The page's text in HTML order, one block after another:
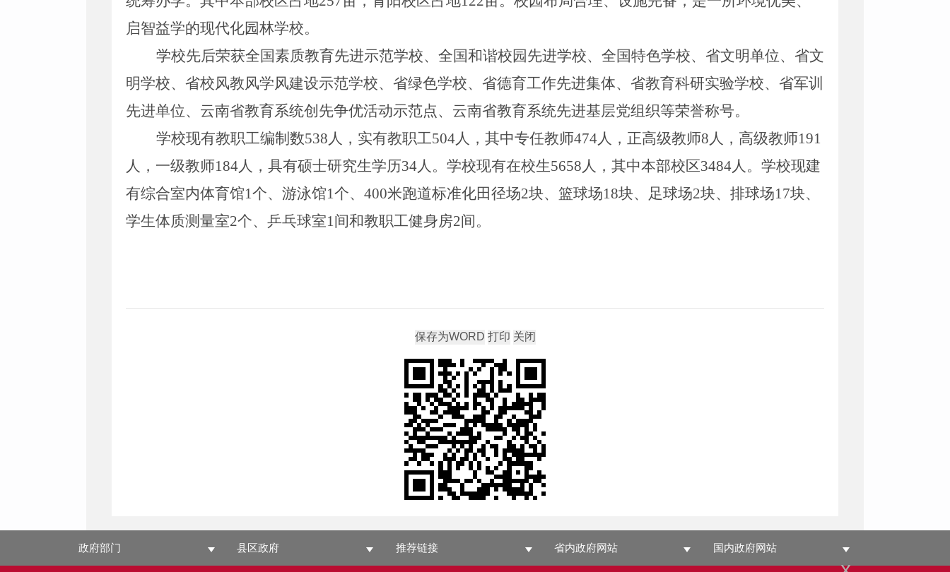
启智益学的现代化园林学校。
学校先后荣获全国素质教育先进示范学校、全国和谐校园先进学校、全国特色学校、省文明单位、省文
明学校、省校风教风学风建设示范学校、省绿色学校、省德育工作先进集体、省教育科研实验学校、省军训
先进单位、云南省教育系统创先争优活动示范点、云南省教育系统先进基层党组织等荣誉称号。
学校现有教职工编制数538人，实有教职工504人，其中专任教师474人，正高级教师8人，高级教师191
人，一级教师184人，具有硕士研究生学历34人。学校现有在校生5658人，其中本部校区3484人。学校现建
有综合室内体育馆1个、游泳馆1个、 400米跑道标准化田径场2块、篮球场18块、足球场2块、排球场17块、
学生体质测量室2个、乒乓球室1间和教职工健身房2间。
政府部门 县区政府 推荐链接 省内政府网站 国内政府网站